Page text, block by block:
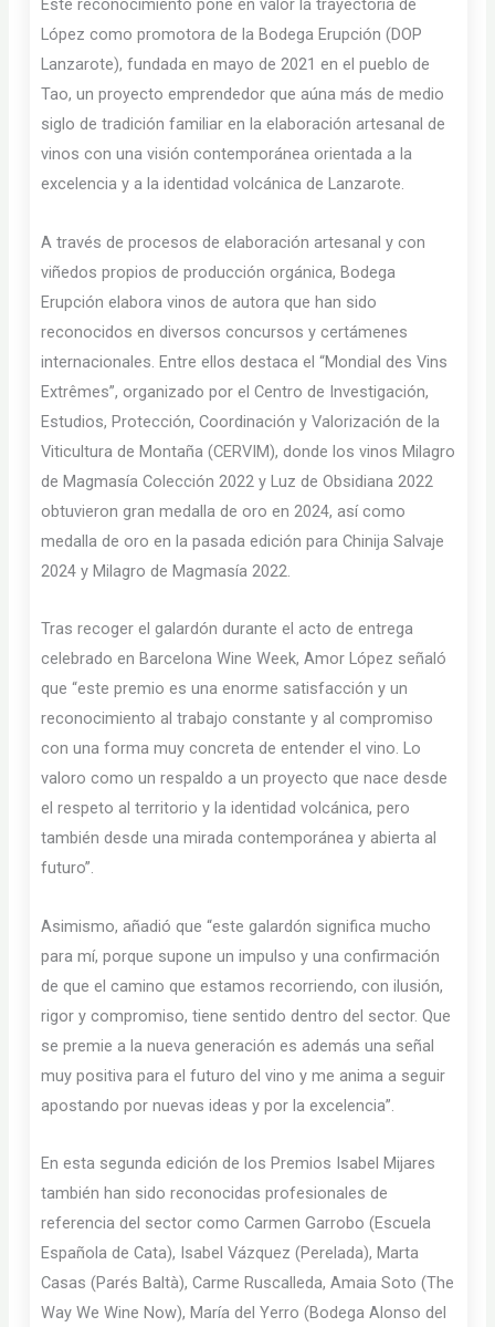
Este reconocimiento pone en valor la trayectoria de
López como promotora de la Bodega Erupción (DOP
Lanzarote), fundada en mayo de 2021 en el pueblo de
Tao, un proyecto emprendedor que aúna más de medio
siglo de tradición familiar en la elaboración artesanal de
vinos con una visión contemporánea orientada a la
excelencia y a la identidad volcánica de Lanzarote.
A través de procesos de elaboración artesanal y con
viñedos propios de producción orgánica, Bodega
Erupción elabora vinos de autora que han sido
reconocidos en diversos concursos y certámenes
internacionales. Entre ellos destaca el “Mondial des Vins
Extrêmes”, organizado por el Centro de Investigación,
Estudios, Protección, Coordinación y Valorización de la
Viticultura de Montaña (CERVIM), donde los vinos Milagro
de Magmasía Colección 2022 y Luz de Obsidiana 2022
obtuvieron gran medalla de oro en 2024, así como
medalla de oro en la pasada edición para Chinija Salvaje
2024 y Milagro de Magmasía 2022.
Tras recoger el galardón durante el acto de entrega
celebrado en Barcelona Wine Week, Amor López señaló
que “este premio es una enorme satisfacción y un
reconocimiento al trabajo constante y al compromiso
con una forma muy concreta de entender el vino. Lo
valoro como un respaldo a un proyecto que nace desde
el respeto al territorio y la identidad volcánica, pero
también desde una mirada contemporánea y abierta al
futuro”.
Asimismo, añadió que “este galardón significa mucho
para mí, porque supone un impulso y una confirmación
de que el camino que estamos recorriendo, con ilusión,
rigor y compromiso, tiene sentido dentro del sector. Que
se premie a la nueva generación es además una señal
muy positiva para el futuro del vino y me anima a seguir
apostando por nuevas ideas y por la excelencia”.
En esta segunda edición de los Premios Isabel Mijares
también han sido reconocidas profesionales de
referencia del sector como Carmen Garrobo (Escuela
Española de Cata), Isabel Vázquez (Perelada), Marta
Casas (Parés Baltà), Carme Ruscalleda, Amaia Soto (The
Way We Wine Now), María del Yerro (Bodega Alonso del